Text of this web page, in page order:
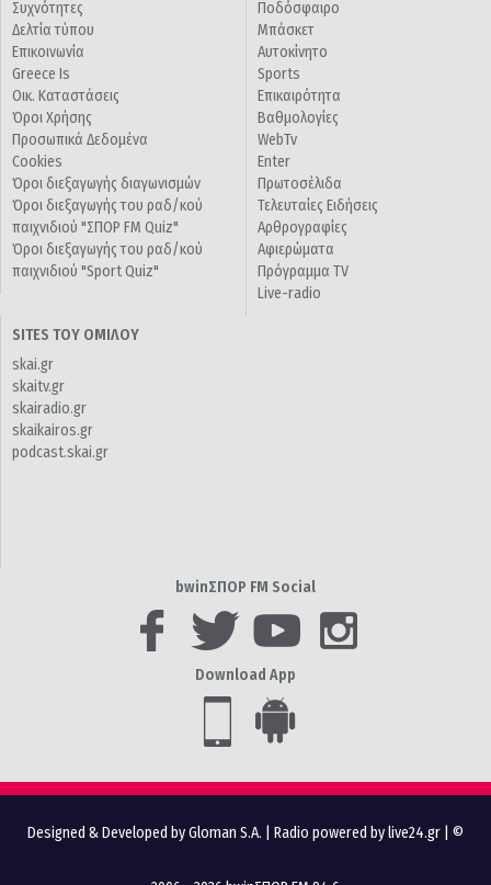
Συχνότητες
Δελτία τύπου
Επικοινωνία
Greece Is
Οικ. Καταστάσεις
Όροι Χρήσης
Προσωπικά Δεδομένα
Cookies
Όροι διεξαγωγής διαγωνισμών
Όροι διεξαγωγής του ραδ/κού
παιχνιδιού "ΣΠΟΡ FM Quiz"
Όροι διεξαγωγής του ραδ/κού
παιχνιδιού "Sport Quiz"
Ποδόσφαιρο
Μπάσκετ
Αυτοκίνητο
Sports
Επικαιρότητα
Βαθμολογίες
WebTv
Enter
Πρωτοσέλιδα
Τελευταίες Ειδήσεις
Αρθρογραφίες
Αφιερώματα
Πρόγραμμα TV
Live-radio
SITES ΤΟΥ ΟΜΙΛΟΥ
skai.gr
skaitv.gr
skairadio.gr
skaikairos.gr
podcast.skai.gr
bwinΣΠΟΡ FM Social
Download App
Designed & Developed by Gloman S.A. Radio powered by live24.gr | ©